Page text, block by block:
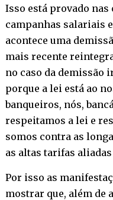
Isso está provado nas
campanhas salariais
acontece uma
mais recente
no caso da demissão
porque a lei está ao
banqueiros, nós,
respeitamos a lei e
somos contra as
as altas tarifas
Por isso as
mostrar que, além de